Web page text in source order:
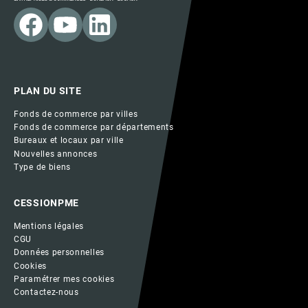
PLAN DU SITE
Fonds de commerce par villes
Fonds de commerce par départements
Bureaux et locaux par ville
Nouvelles annonces
Type de biens
CESSIONPME
Mentions légales
CGU
Données personnelles
Cookies
Paramétrer mes cookies
Contactez-nous